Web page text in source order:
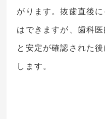
がります。抜歯直後
はできますが、歯科
と安定が確認された
します。